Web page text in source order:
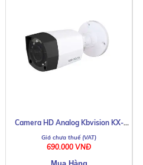
Camera HD Analog Kbvision KX-
1001C4
690.000 VNĐ